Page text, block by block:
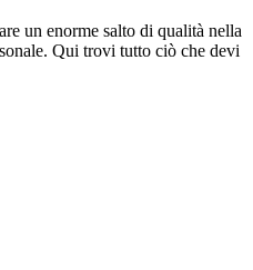
un enorme salto di qualità nella
Qui trovi tutto ciò che devi